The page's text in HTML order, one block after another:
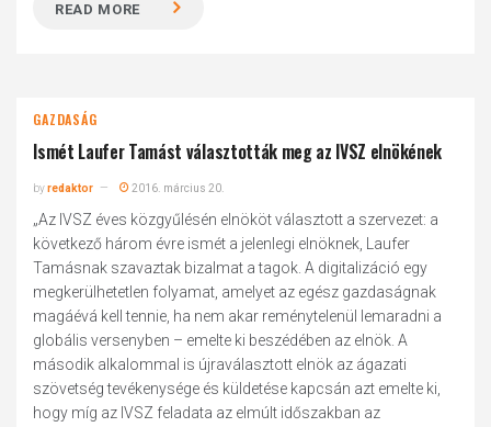
READ MORE
GAZDASÁG
Ismét Laufer Tamást választották meg az IVSZ elnökének
byredaktor 2016. március 20.
„Az IVSZ éves közgyűlésén elnököt választott a szervezet: a
következő három évre ismét a jelenlegi elnöknek, Laufer
Tamásnak szavaztak bizalmat a tagok. A digitalizáció egy
megkerülhetetlen folyamat, amelyet az egész gazdaságnak
magáévá kell tennie, ha nem akar reménytelenül lemaradni a
globális versenyben – emelte ki beszédében az elnök. A
második alkalommal is újraválasztott elnök az ágazati
szövetség tevékenysége és küldetése kapcsán azt emelte ki,
hogy míg az IVSZ feladata az elmúlt időszakban az